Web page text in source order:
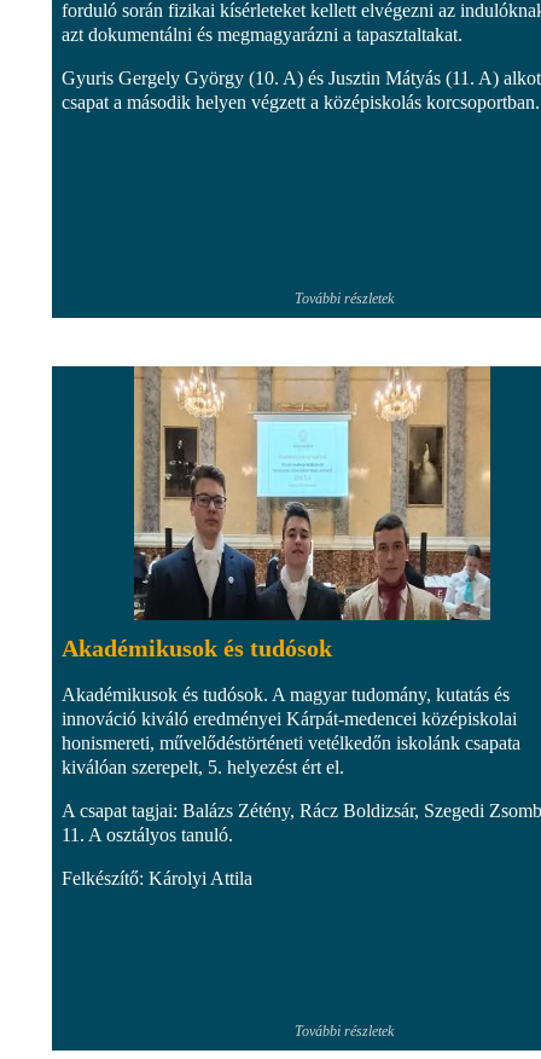
forduló során fizikai kísérleteket kellett elvégezni az
azt dokumentálni és megmagyarázni a tapasztaltakat.
Gyuris Gergely György (10. A) és Jusztin Mátyás (11. A)
csapat a második helyen végzett a középiskolás korcsoportban.
További részletek
Akadémikusok és tudósok
Akadémikusok és tudósok. A magyar tudomány, kutatás és
innováció kiváló eredményei Kárpát-medencei középiskolai
honismereti, művelődéstörténeti vetélkedőn iskolánk csapata
kiválóan szerepelt, 5. helyezést ért el.
A csapat tagjai: Balázs Zétény, Rácz Boldizsár, Szegedi
11. A osztályos tanuló.
Felkészítő: Károlyi Attila
További részletek